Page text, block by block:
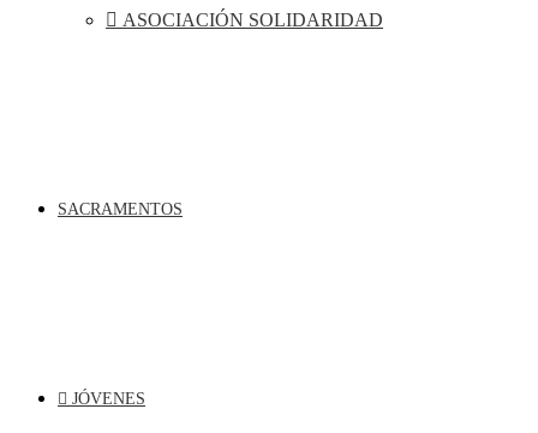
ASOCIACIÓN SOLIDARIDAD
SACRAMENTOS
JÓVENES